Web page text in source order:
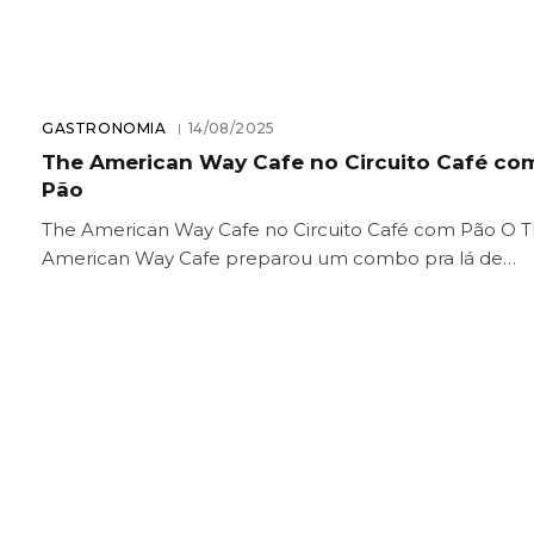
GASTRONOMIA 14/08/2025
The American Way Cafe no Circuito Café
Pão
The American Way Cafe no Circuito Café com Pão O
American Way Cafe preparou um combo pra lá de…